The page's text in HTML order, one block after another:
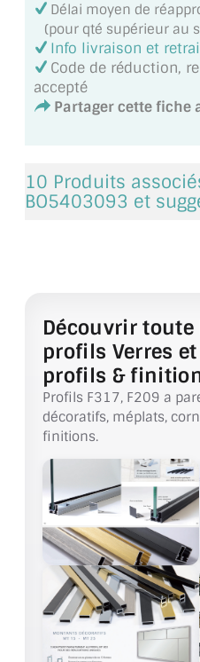
ACCESSOIRES &
CATALOGUE DE
VERRE
VITRINE EN VERRE
LES CHARNIÈRES DE
BOUTONS ET POIGNÉES
BARRES DE
JOINTS D'ÉTANCHÉITÉS
FIXATION GARDES
SYSTÈMES PIVOTANTS
SYSTÈMES COULISSANTS
LE CATALOGUE
(STROMBINOSCOPE)
ACCESSOIRES EN
Délai moyen de
(pour qté supérieur au
Info livraison et
Code de réduction,
accepté
Partager cette fiche
10 Produits
BO5403093 et
Découvrir
profils Verres
profils &
Profils F317, F209 a
décoratifs, méplats,
finitions.